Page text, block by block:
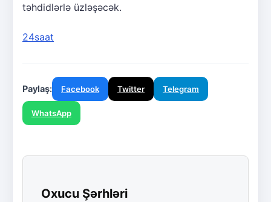
təhdidlərlə üzləşəcək.
24saat
Paylaş: Facebook Twitter Telegram
WhatsApp
Oxucu Şərhləri